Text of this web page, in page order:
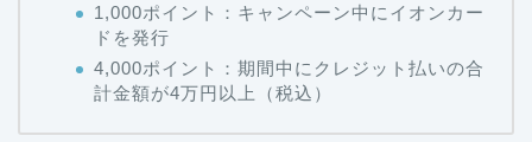
1,000ポイント：キャンペーン中にイオンカー
ドを発行
4,000ポイント：期間中にクレジット払いの合
計金額が4万円以上（税込）